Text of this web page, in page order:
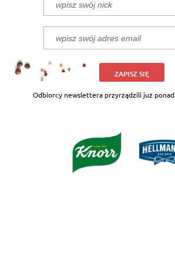
ZAPISZ SIĘ
Odbiorcy newslettera przyrządzili już ponad